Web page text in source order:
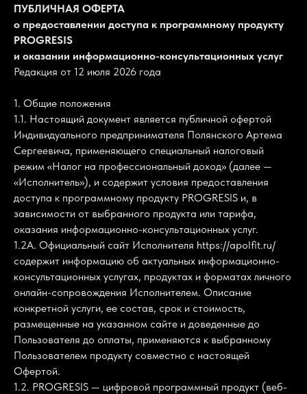
ПУБЛИЧНАЯ ОФЕРТА
о предоставлении доступа к программному продукту
PROGRESIS
и оказании информационно-консультационных услуг
Редакция от 12 июля 2026 года
1. Общие положения
1.1. Настоящий документ является публичной офертой
Индивидуального предпринимателя Полянского Артема
Сергеевича, применяющего специальный налоговый
режим «Налог на профессиональный доход» (далее —
«Исполнитель»), и содержит условия предоставления
доступа к программному продукту PROGRESIS и, в
зависимости от выбранного продукта или тарифа,
оказания информационно-консультационных услуг.
1.2А. Официальный сайт Исполнителя https://apolfit.ru/
содержит информацию об актуальных информационно-
консультационных услугах, продуктах и форматах личного
онлайн-сопровождения Исполнителем. Описание
конкретной услуги, ее состав, срок и стоимость,
размещенные на указанном сайте и доведенные до
Пользователя до оплаты, применяются к выбранному
Пользователем продукту совместно с настоящей
Офертой.
1.2. PROGRESIS — цифровой программный продукт (веб-